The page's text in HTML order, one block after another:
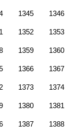
1345 1346
1352 1353
1359 1360
1366 1367
1373 1374
1380 1381
1387 1388